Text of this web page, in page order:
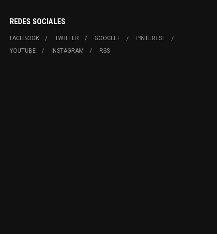
REDES SOCIALES
FACEBOOK TWITTER GOOGLE+
PINTEREST
YOUTUBE
INSTAGRAM RSS